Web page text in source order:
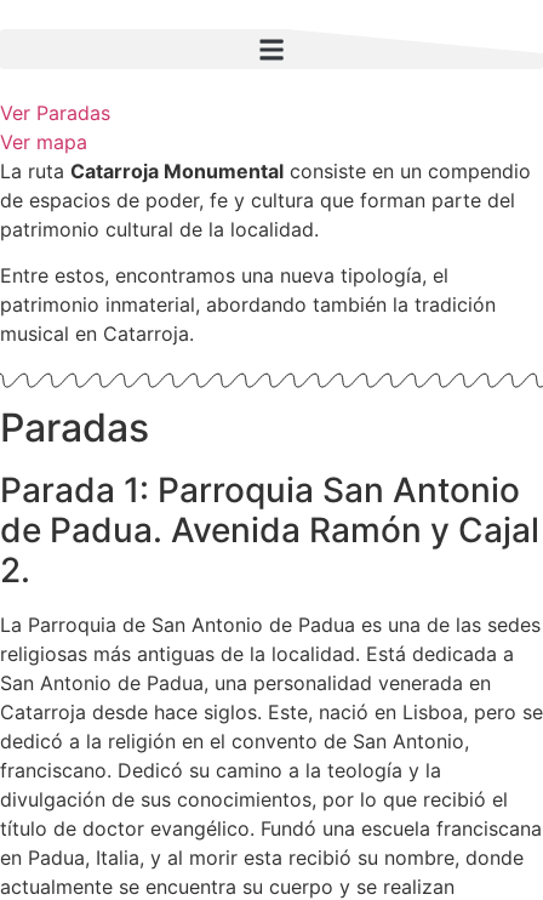
Ver Paradas
Ver mapa
La ruta Catarroja Monumental consiste en un compendio
de espacios de poder, fe y cultura que forman parte del
patrimonio cultural de la localidad.
Entre estos, encontramos una nueva tipología, el
patrimonio inmaterial, abordando también la tradición
musical en Catarroja.
Paradas
Parada 1: Parroquia San Antonio
de Padua. Avenida Ramón y Cajal
2.
La Parroquia de San Antonio de Padua es una de las sedes
religiosas más antiguas de la localidad. Está dedicada a
San Antonio de Padua, una personalidad venerada en
Catarroja desde hace siglos. Este, nació en Lisboa, pero se
dedicó a la religión en el convento de San Antonio,
franciscano. Dedicó su camino a la teología y la
divulgación de sus conocimientos, por lo que recibió el
título de doctor evangélico. Fundó una escuela franciscana
en Padua, Italia, y al morir esta recibió su nombre, donde
actualmente se encuentra su cuerpo y se realizan